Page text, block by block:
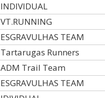
INDIVIDUAL
VT.RUNNING
ESGRAVULHAS TEAM
Tartarugas Runners
ADM Trail Team
ESGRAVULHAS TEAM